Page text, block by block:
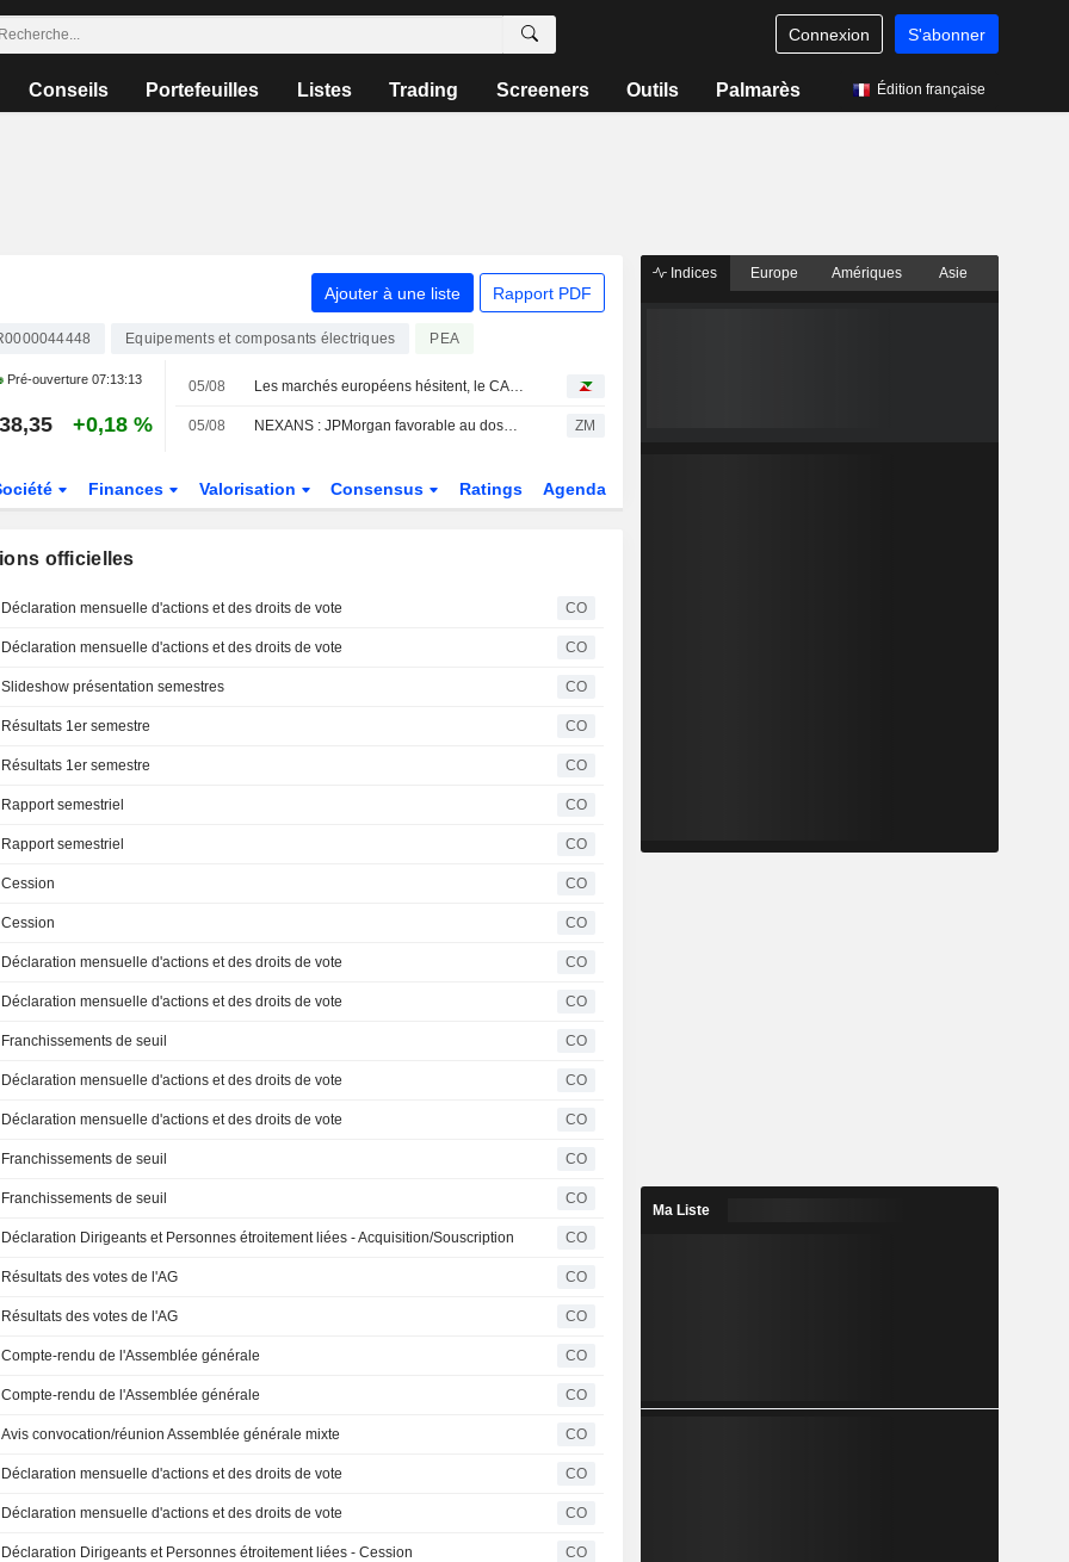
Connexion S'abonner
Conseils Portefeuilles Listes Trading Screeners Outils Palmarès Édition française
Ajouter à une liste Rapport PDF
Equipements et composants électriques PEA
Pré-ouverture07:13:13
+0,18 %
05/08 Les marchés européens hésitent, le CAC 40 continue de battre des records
05/08 NEXANS : JPMorgan favorable au dossier ZM
Finances Valorisation Consensus Ratings Agenda
officielles
Déclaration mensuelle d'actions et des droits de vote CO
Déclaration mensuelle d'actions et des droits de vote CO
Slideshow présentation semestres CO
Résultats 1er semestre CO
Résultats 1er semestre CO
Rapport semestriel CO
Rapport semestriel CO
Cession CO
Cession CO
Déclaration mensuelle d'actions et des droits de vote CO
Déclaration mensuelle d'actions et des droits de vote CO
Franchissements de seuil CO
Déclaration mensuelle d'actions et des droits de vote CO
Déclaration mensuelle d'actions et des droits de vote CO
Franchissements de seuil CO
Franchissements de seuil CO
Déclaration Dirigeants et Personnes étroitement liées - Acquisition/Souscription CO
Résultats des votes de l'AG CO
Résultats des votes de l'AG CO
Compte-rendu de l'Assemblée générale CO
Compte-rendu de l'Assemblée générale CO
Avis convocation/réunion Assemblée générale mixte CO
Déclaration mensuelle d'actions et des droits de vote CO
Déclaration mensuelle d'actions et des droits de vote CO
Déclaration Dirigeants et Personnes étroitement liées - Cession CO
Indices Europe Amériques Asie
Ma Liste